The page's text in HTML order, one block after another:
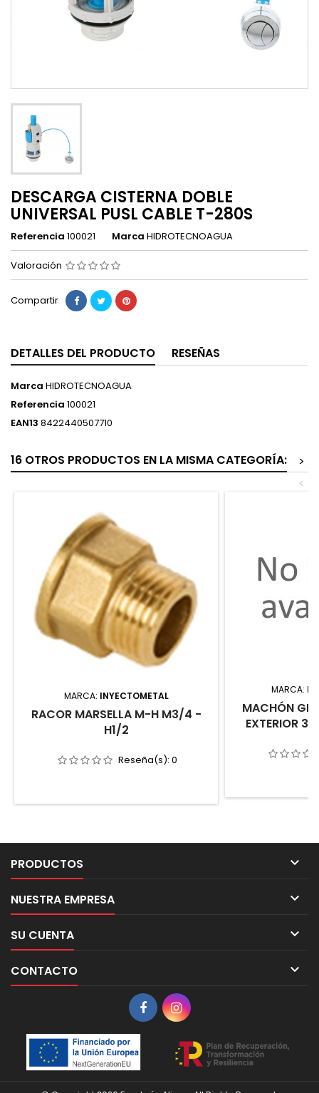
DESCARGA CISTERNA DOBLE
UNIVERSAL PUSL CABLE T-280S
Referencia 100021 Marca HIDROTECNOAGUA
Valoración
Compartir
DETALLES DEL PRODUCTO RESEÑAS
Marca HIDROTECNOAGUA
Referencia 100021
EAN13 8422440507710
16 OTROS PRODUCTOS EN LA MISMA CATEGORÍA:
>
<
MARCA: INYECTOMETAL
RACOR MARSELLA M-H M3/4 -
H1/2
Reseña(s): 0
MARCA:
MACHÓN
EXTERIOR 3/
PRODUCTOS 
NUESTRA EMPRESA 
SU CUENTA 
CONTACTO 